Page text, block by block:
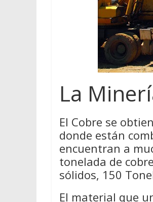
La
El Cobre se
donde están
encuentran a
tonelada de
sólidos, 150
El material que